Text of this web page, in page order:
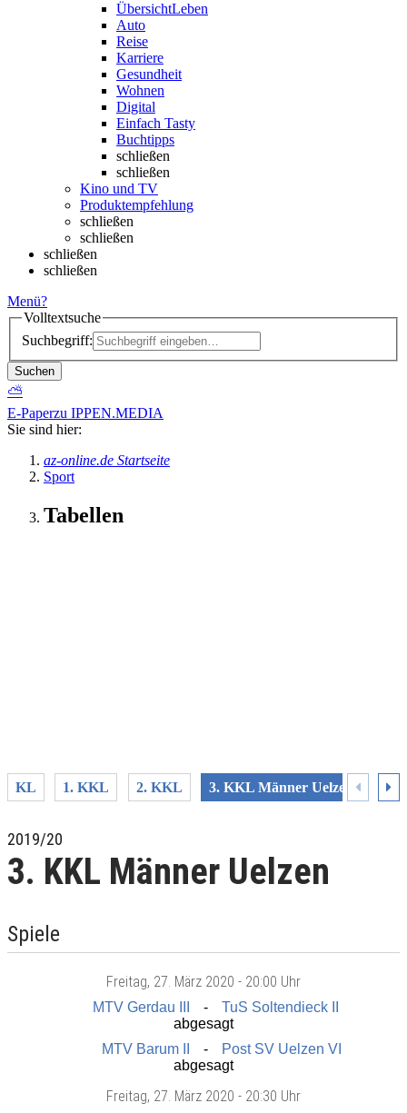
ÜbersichtLeben
Auto
Reise
Karriere
Gesundheit
Wohnen
Digital
Einfach Tasty
Buchtipps
schließen
schließen
Kino und TV
Produktempfehlung
schließen
schließen
schließen
schließen
Menü?
Volltextsuche
Suchbegriff:
Suchen
⛅
E-Paperzu IPPEN.MEDIA
Sie sind hier:
az-online.de Startseite
Sport
Tabellen
KL 1. KKL 2. KKL 3. KKL Männer Uelzen 4.
2019/20
3. KKL Männer Uelzen
Spiele
Freitag, 27. März 2020 - 20:00 Uhr
MTV Gerdau III
TuS Soltendieck II
abgesagt
MTV Barum II
Post SV Uelzen VI
abgesagt
Freitag, 27. März 2020 - 20:30 Uhr